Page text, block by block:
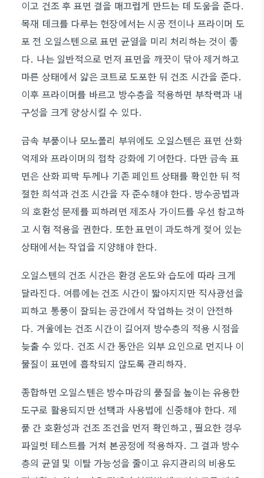
이고 건조 후 표면 결을 매끄럽게 만드는 데 도움을 준다.
목재 데크를 다루는 현장에서는 시공 전이나 프라이머 도
포 전 오일스텐으로 표면 균열을 미리 처리하는 것이 좋
다. 나는 일반적으로 먼저 표면을 깨끗이 닦아 제거하고
마른 상태에서 얇은 코트로 도포한 뒤 건조 시간을 준다.
이후 프라이머를 바르고 방수층을 적용하면 부착력과 내
구성을 크게 향상시킬 수 있다.
금속 부품이나 모노폴리 부위에도 오일스텐은 표면 산화
억제와 프라이머의 접착 강화에 기여한다. 다만 금속 표
면은 산화 피막 두께나 기존 페인트 상태를 확인한 뒤 적
절한 희석과 건조 시간을 자 준수해야 한다. 방수공법과
의 호환성 문제를 피하려면 제조사 가이드를 우선 참고하
고 시험 적용을 권한다. 또한 표면이 과도하게 젖어 있는
상태에서는 작업을 지양해야 한다.
오일스텐의 건조 시간은 환경 온도와 습도에 따라 크게
달라진다. 여름에는 건조 시간이 짧아지지만 직사광선을
피하고 통풍이 잘되는 공간에서 작업하는 것이 안전하
다. 겨울에는 건조 시간이 길어져 방수층의 적용 시점을
늦출 수 있다. 건조 시간 동안은 외부 요인으로 먼지나 이
물질이 표면에 흡착되지 않도록 관리하자.
종합하면 오일스텐은 방수마감의 품질을 높이는 유용한
도구로 활용되지만 선택과 사용법에 신중해야 한다. 제
품 간 호환성과 건조 조건을 먼저 확인하고, 필요한 경우
파일럿 테스트를 거쳐 본공정에 적용하자. 그 결과 방수
층의 균열 및 이탈 가능성을 줄이고 유지관리의 비용도